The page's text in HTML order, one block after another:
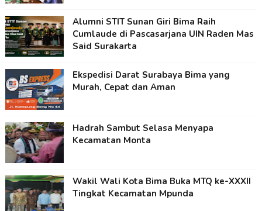
Alumni STIT Sunan Giri Bima Raih
Cumlaude di Pascasarjana UIN Raden Mas
Said Surakarta
Ekspedisi Darat Surabaya Bima yang
Murah, Cepat dan Aman
Hadrah Sambut Selasa Menyapa
Kecamatan Monta
Wakil Wali Kota Bima Buka MTQ ke-XXXII
Tingkat Kecamatan Mpunda